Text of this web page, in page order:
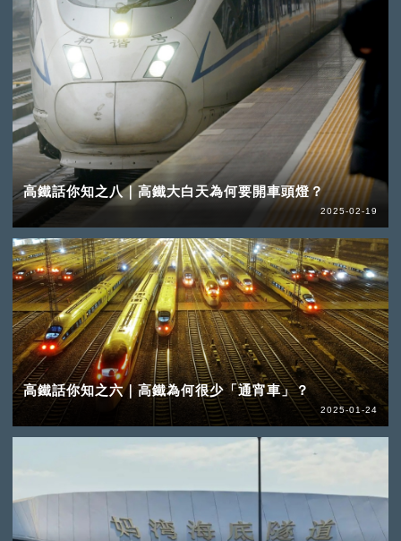
高鐵話你知之八｜高鐵大白天為何要開車頭燈？
2025-02-19
高鐵話你知之六｜高鐵為何很少「通宵車」？
2025-01-24